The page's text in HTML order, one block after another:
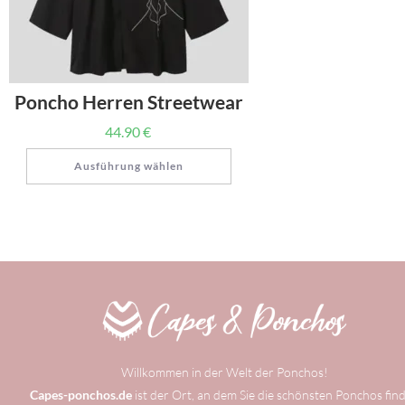
Poncho Herren Streetwear
44.90€
Ausführung wählen
Willkommen in der Welt der Ponchos!
Capes-ponchos.deist der Ort, an dem Sie die schönsten Ponchos